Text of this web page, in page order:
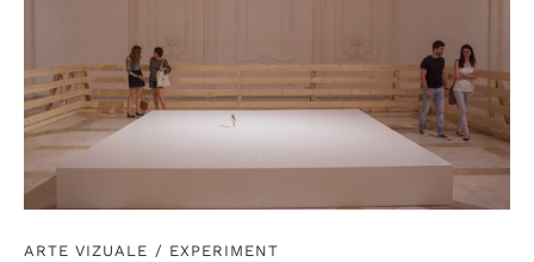
ARTE VIZUALE / EXPERIMENT